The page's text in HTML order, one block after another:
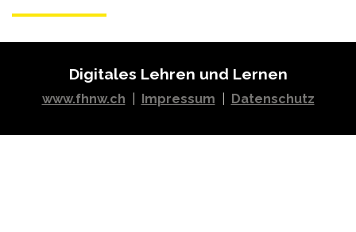
Digitales Lehren und Lernen
www.fhnw.ch Impressum Datenschutz